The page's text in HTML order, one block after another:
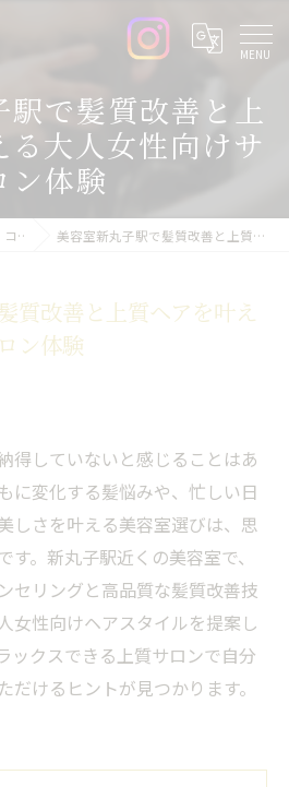
で髪質改善と上
る大人女性向けサ
ン体験
コラム 美容室新丸子駅で髪質改善と上質ヘアを叶える大人女性向けサロン体験
質改善と上質ヘアを叶え
ン体験
得していないと感じることはあ
に変化する髪悩みや、忙しい日
しさを叶える美容室選びは、思
す。新丸子駅近くの美容室で、
セリングと高品質な髪質改善技
女性向けヘアスタイルを提案し
ックスできる上質サロンで自分
だけるヒントが見つかります。